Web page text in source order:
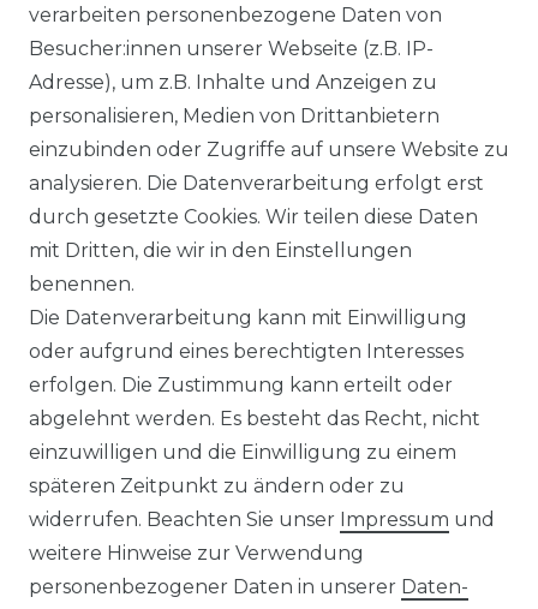
Ähnlicher Artikel
Venti - Modern Fit - Herren
Langarm Business Hemd
(144262600)
UVP 49,99 €
ab 47,99 € *
inkl. ges. MwSt. Versandkosten
Impressum Daten­schutz­erklärung
verarbeiten personenbezogene Daten von
Besucher:innen unserer Webseite (z.B. IP-
Adresse), um z.B. Inhalte und Anzeigen zu
personalisieren, Medien von Drittanbietern
einzubinden oder Zugriffe auf unsere Website zu
analysieren. Die Datenverarbeitung erfolgt erst
durch gesetzte Cookies. Wir teilen diese Daten
mit Dritten, die wir in den Einstellungen
benennen.
Die Datenverarbeitung kann mit Einwilligung
oder aufgrund eines berechtigten Interesses
erfolgen. Die Zustimmung kann erteilt oder
abgelehnt werden. Es besteht das Recht, nicht
einzuwilligen und die Einwilligung zu einem
späteren Zeitpunkt zu ändern oder zu
widerrufen. Beachten Sie unser Impressum und
weitere Hinweise zur Verwendung
personenbezogener Daten in unserer Daten­